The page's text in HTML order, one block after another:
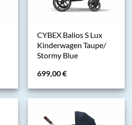
CYBEX Balios S Lux
Kinderwagen Taupe/
Stormy Blue
699,00€